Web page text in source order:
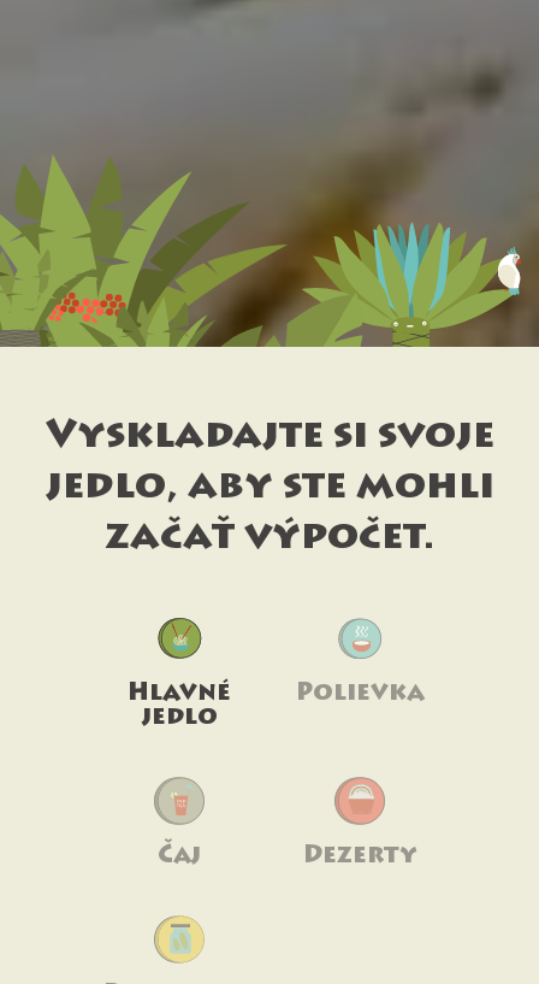
Vyskladajte si svoje
jedlo, aby ste mohli
začať výpočet.
Hlavné
jedlo
Polievka
Čaj Dezerty